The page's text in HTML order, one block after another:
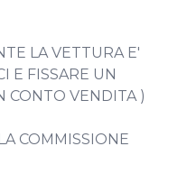
LA VETTURA E'
E FISSARE UN
CONTO VENDITA )
COMMISSIONE